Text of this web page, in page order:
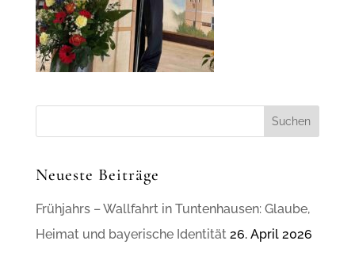
Neueste Beiträge
Frühjahrs – Wallfahrt in Tuntenhausen: Glaube,
Heimat und bayerische Identität 26. April 2026